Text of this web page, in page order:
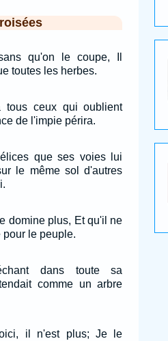
qu'on le coupe, Il
toutes les herbes.
tous ceux qui oublient
de l'impie périra.
que ses voies lui
le même sol d'autres
domine plus, Et qu'il ne
le peuple.
dans toute sa
comme un arbre
il n'est plus; Je le